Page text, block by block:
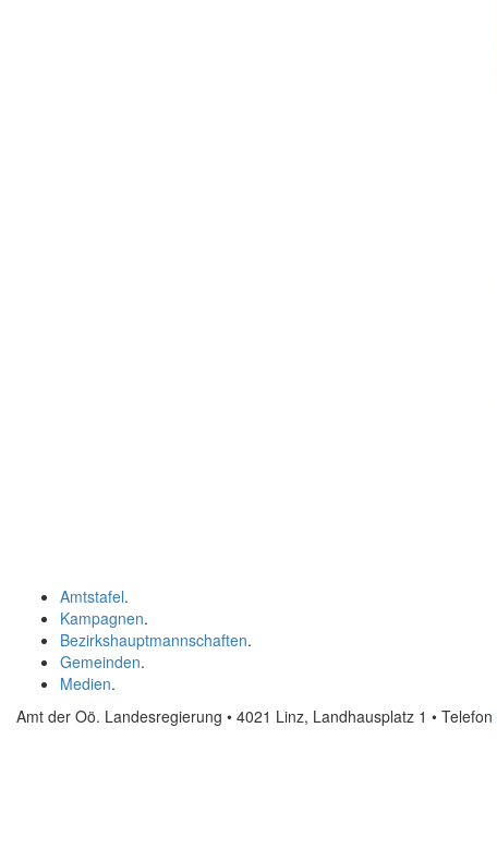
Amtstafel.
Kampagnen.
Bezirkshauptmannschaften.
Gemeinden.
Medien.
Amt der Oö. Landesregierung • 4021 Linz, Landhausplatz 1 • Telefon